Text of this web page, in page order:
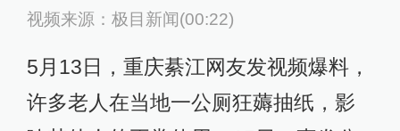
视频来源：极目新闻(00:22)
5月13日，重庆綦江网友发视频爆料，
许多老人在当地一公厕狂薅抽纸，影